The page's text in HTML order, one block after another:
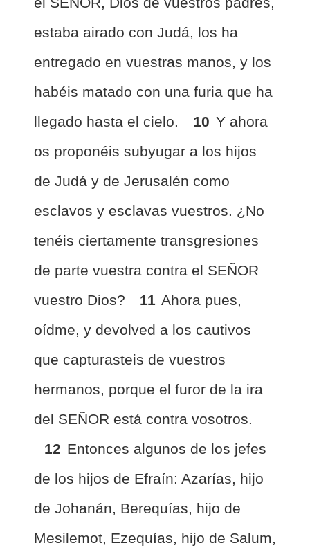
estaba airado con Judá, los ha
entregado en vuestras manos, y los
habéis matado con una furia que ha
llegado hasta el cielo.
10 Y ahora
os proponéis subyugar a los hijos
de Judá y de Jerusalén como
esclavos y esclavas vuestros. ¿No
tenéis ciertamente transgresiones
de parte vuestra contra el SEÑOR
vuestro Dios?
11 Ahora pues,
oídme, y devolved a los cautivos
que capturasteis de vuestros
hermanos, porque el furor de la ira
del SEÑOR está contra vosotros.
12 Entonces algunos de los jefes
de los hijos de Efraín: Azarías, hijo
de Johanán, Berequías, hijo de
Mesilemot, Ezequías, hijo de Salum,